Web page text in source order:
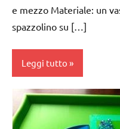
VITA
PRATICA
e mezzo Materiale: un
spazzolino su […]
Leggi tutto
cucinare
cura